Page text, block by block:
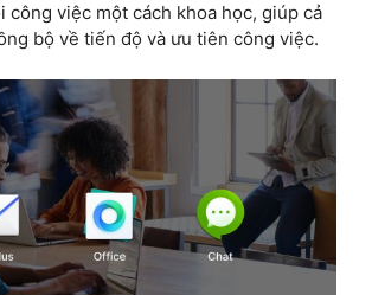
công việc một cách khoa học, giúp cả
bộ về tiến độ và ưu tiên công việc.